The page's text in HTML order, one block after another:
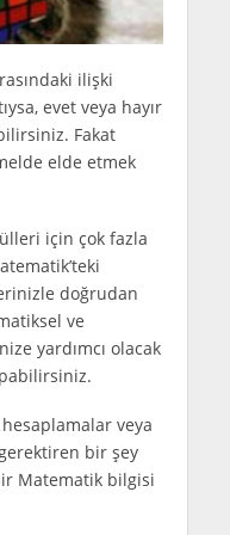
ilişki
evet veya hayır
Fakat
elde etmek
için çok fazla
doğrudan
ve
yardımcı olacak
veya
bir şey
Matematik bilgisi